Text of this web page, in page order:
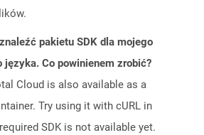
pakietu SDK dla mojego
języka. Co powinienem zrobić?
Cloud is also available as a
Try using it with cURL in
SDK is not available yet.